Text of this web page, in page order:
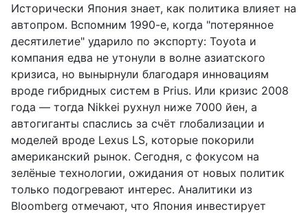
Исторически Япония знает, как политика влияет на
автопром. Вспомним 1990-е, когда "потерянное
десятилетие" ударило по экспорту: Toyota и
компания едва не утонули в волне азиатского
кризиса, но вынырнули благодаря инновациям
вроде гибридных систем в Prius. Или кризис 2008
года — тогда Nikkei рухнул ниже 7000 йен, а
автогиганты спаслись за счёт глобализации и
моделей вроде Lexus LS, которые покорили
американский рынок. Сегодня, с фокусом на
зелёные технологии, ожидания от новых политик
только подогревают интерес. Аналитики из
Bloomberg отмечают, что Япония инвестирует